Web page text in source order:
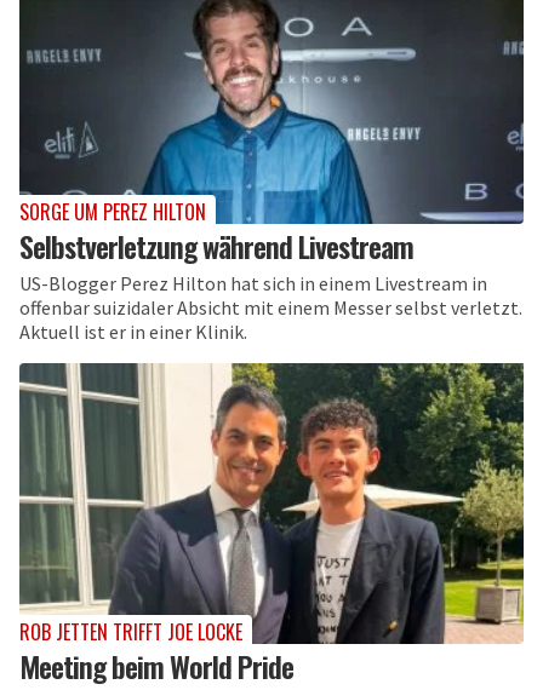
SORGE UM PEREZ HILTON
Selbstverletzung während Livestream
US-Blogger Perez Hilton hat sich in einem Livestream in
offenbar suizidaler Absicht mit einem Messer selbst verletzt.
Aktuell ist er in einer Klinik.
ROB JETTEN TRIFFT JOE LOCKE
Meeting beim World Pride